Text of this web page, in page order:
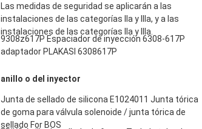
Las medidas de seguridad se aplicarán a las
instalaciones de las categorías IIa y IIIa, y a las
instalaciones de las categorías IIa y IIIa.
9308z617P Espaciador de inyección 6308-617P
adaptador PLAKASI 6308617P
anillo o del inyector
Junta de sellado de silicona E1024011 Junta tórica
de goma para válvula solenoide / junta tórica de
sellado For BOS